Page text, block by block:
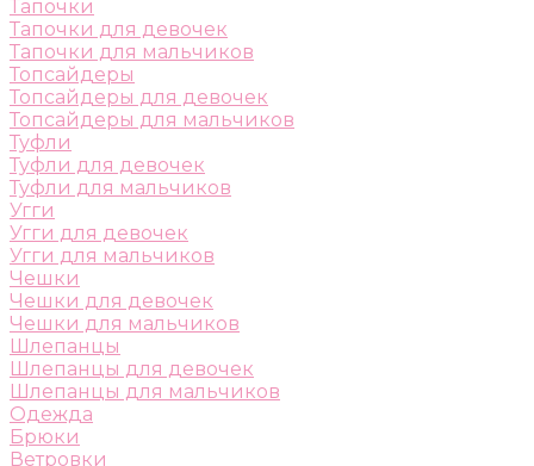
Тапочки
Тапочки для девочек
Тапочки для мальчиков
Топсайдеры
Топсайдеры для девочек
Топсайдеры для мальчиков
Туфли
Туфли для девочек
Туфли для мальчиков
Угги
Угги для девочек
Угги для мальчиков
Чешки
Чешки для девочек
Чешки для мальчиков
Шлепанцы
Шлепанцы для девочек
Шлепанцы для мальчиков
Одежда
Брюки
Ветровки